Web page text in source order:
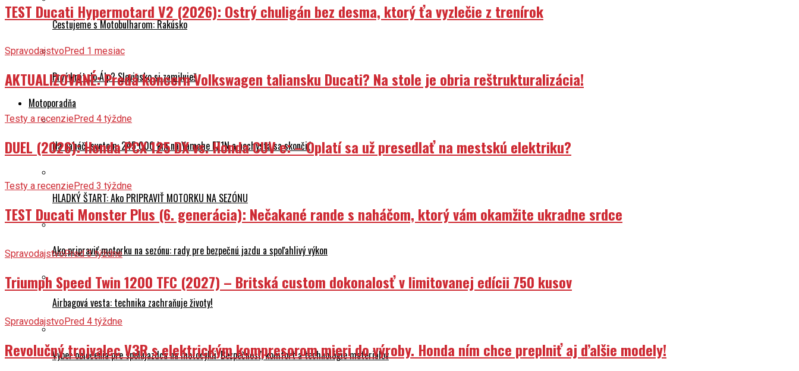
Cestujeme s Motobulharom: Rakúsko
Prvý krát do Álp? Slovinsko si zamiluješ
Motoporadňa
Na naháči svetom: 245 000 km na Yamahe FZ1N a nechystá sa skončiť
HLADKÝ ŠTART: Ako PRIPRAVIŤ MOTORKU NA SEZÓNU
Ako pripraviť motorku na sezónu: rady pre bezpečnú jazdu a spoľahlivý výkon
Airbagová vesta: technika zachraňuje životy!
Výber oblečenia pre spolujazdca na motocykli: Bezpečnosť, komfort a technológie materiálov
TEST Ducati Hypermotard V2 (2026): Ostrý chuligán bez desma, ktorý ťa vyzlečie z trenírok
SpravodajstvoPred 1 mesiac
AKTUALIZOVANÉ: Predá koncern Volkswagen taliansku Ducati? Na stole je obria reštrukturalizácia!
Testy a recenziePred 4 týždne
DUEL (2026): Honda PCX 125 DX vs. Honda CUV e: – Oplatí sa už presedlať na mestskú elektriku?
Testy a recenziePred 3 týždne
TEST Ducati Monster Plus (6. generácia): Nečakané rande s naháčom, ktorý vám okamžite ukradne srdce
SpravodajstvoPred 3 týždne
Triumph Speed Twin 1200 TFC (2027) – Britská custom dokonalosť v limitovanej edícii 750 kusov
SpravodajstvoPred 4 týždne
Revolučný trojvalec V3R s elektrickým kompresorom mieri do výroby. Honda ním chce preplniť aj ďalšie modely!